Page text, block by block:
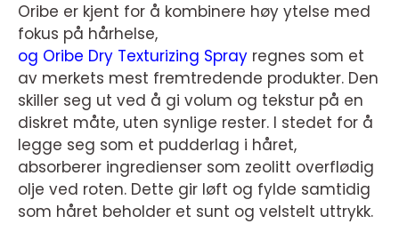
Oribe er kjent for å kombinere høy ytelse med
fokus på hårhelse,
og Oribe Dry Texturizing Spray regnes som et
av merkets mest fremtredende produkter. Den
skiller seg ut ved å gi volum og tekstur på en
diskret måte, uten synlige rester. I stedet for å
legge seg som et pudderlag i håret,
absorberer ingredienser som zeolitt overflødig
olje ved roten. Dette gir løft og fylde samtidig
som håret beholder et sunt og velstelt uttrykk.